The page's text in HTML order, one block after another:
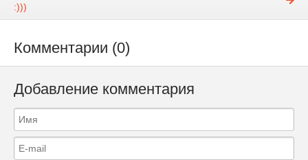
:)))
Комментарии (0)
Добавление комментария